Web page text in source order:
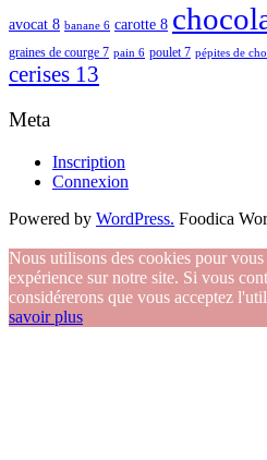
avocat 8 banane 6 carotte 8
graines de courge 7 pain 6 poulet7 pépites de
cerises 13
Meta
Inscription
Connexion
Powered by WordPress. Foodica
Nous utilisons des cookies pour
expérience sur notre site. Si vous
considérerons que vous acceptez
savoir plus